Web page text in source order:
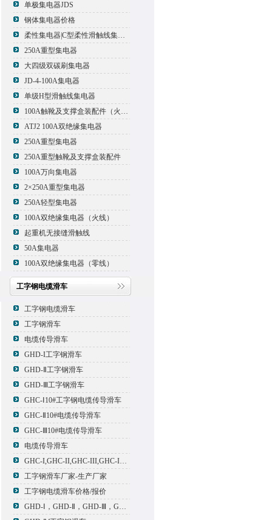
单极集电器JDS
钢体集电器价格
柔性集电器|C型柔性滑触线集电器
250A重型集电器
大四级双碳刷集电器
JD-4-100A集电器
单级H型滑触线集电器
100A触靴及支撑盒装配件（火线）
ATJ2 100A双绝缘集电器
250A重型集电器
250A重型触靴及支撑盒装配件
100A万向集电器
2×250A重型集电器
250A轻型集电器
100A双绝缘集电器（火线）
起重机无接缝滑触线
50A集电器
100A双绝缘集电器（零线）
工字钢电缆滑车
工字钢电缆滑车
工字钢滑车
电缆传导滑车
GHD-I工字钢滑车
GHD-Ⅱ工字钢滑车
GHD-Ⅲ工字钢滑车
GHC-Ⅰ10#工字钢电缆传导滑车
GHC-Ⅱ10#电缆传导滑车
GHC-Ⅲ10#电缆传导滑车
电缆传导滑车
GHC-I,GHC-II,GHC-III,GHC-IV,GHC-V电缆滑车
工字钢滑车厂家-生产厂家
工字钢电缆滑车价格/报价
GHD-Ⅰ，GHD-Ⅱ，GHD-Ⅲ，GHD-Ⅳ，GHD-Ⅴ工字钢滑车